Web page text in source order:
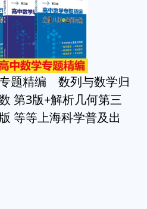
专题精编 数列与数学归
第3版+解析几何第三
等等上海科学普及出